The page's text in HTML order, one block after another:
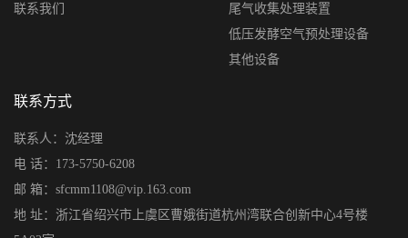
联系我们
尾气收集处理装置
低压发酵空气预处理设备
其他设备
联系方式
联系人：沈经理
电 话：173-5750-6208
邮 箱：sfcmm1108@vip.163.com
地 址：浙江省绍兴市上虞区曹娥街道杭州湾联合创新中心4号楼